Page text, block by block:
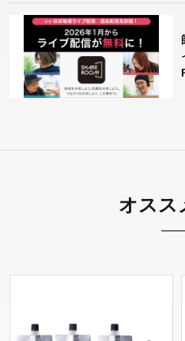
オスス